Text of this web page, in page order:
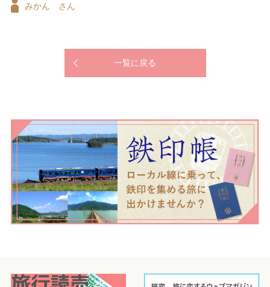
みかん さん
一覧に戻る